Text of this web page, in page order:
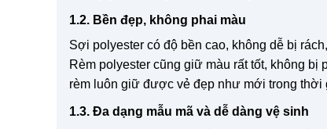
1.2. Bền đẹp, không phai màu
Sợi polyester có độ bền cao, không dễ bị
Rèm polyester cũng giữ màu rất tốt, không
rèm luôn giữ được vẻ đẹp như mới trong thời
1.3. Đa dạng mẫu mã và dễ dàng vệ sinh